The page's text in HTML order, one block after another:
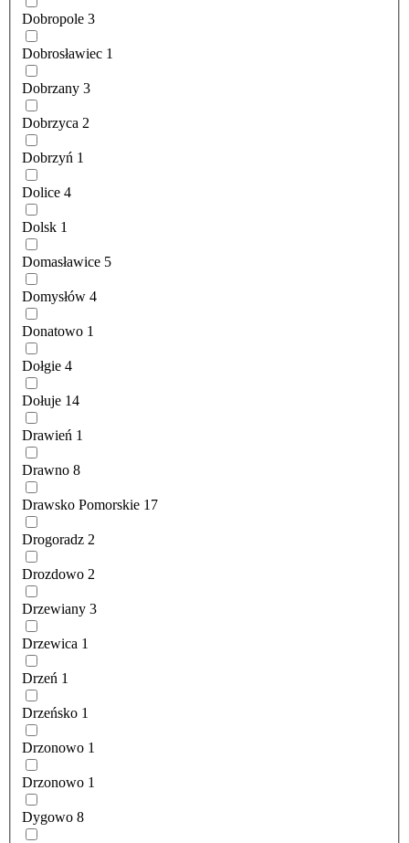
Dobropole 3
Dobrosławiec 1
Dobrzany 3
Dobrzyca 2
Dobrzyń 1
Dolice 4
Dolsk 1
Domasławice 5
Domysłów 4
Donatowo 1
Dołgie 4
Dołuje 14
Drawień 1
Drawno 8
Drawsko Pomorskie 17
Drogoradz 2
Drozdowo 2
Drzewiany 3
Drzewica 1
Drzeń 1
Drzeńsko 1
Drzonowo 1
Drzonowo 1
Dygowo 8